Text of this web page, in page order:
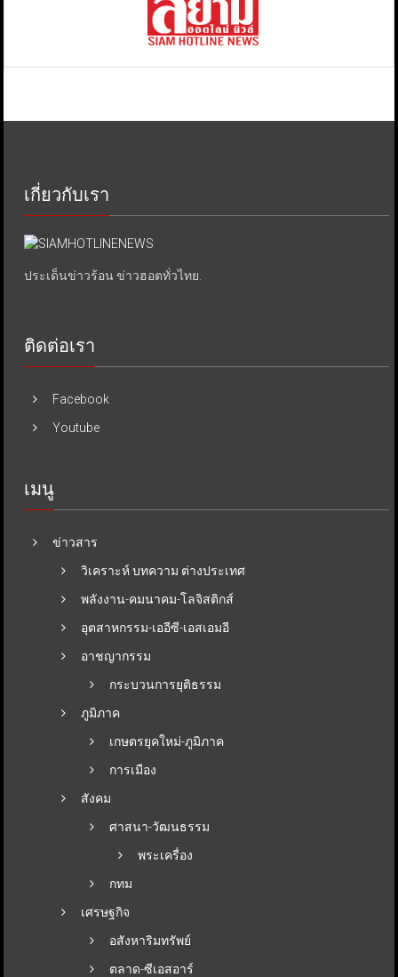
เกี่ยวกับเรา
ประเด็นข่าวร้อน ข่าวฮอตทั่วไทย.
ติดต่อเรา
Facebook
Youtube
เมนู
ข่าวสาร
วิเคราะห์ บทความ ต่างประเทศ
พลังงาน-คมนาคม-โลจิสติกส์
อุตสาหกรรม-เออีซี-เอสเอมอี
อาชญากรรม
กระบวนการยุติธรรม
ภูมิภาค
เกษตรยุคใหม่-ภูมิภาค
การเมือง
สังคม
ศาสนา-วัฒนธรรม
พระเครื่อง
กทม
เศรษฐกิจ
อสังหาริมทรัพย์
ตลาด-ซีเอสอาร์